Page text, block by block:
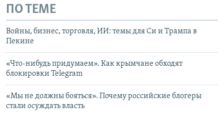
ПО ТЕМЕ
Войны, бизнес, торговля, ИИ: темы для Си и Трампа в
Пекине
«Что-нибудь придумаем». Как крымчане обходят
блокировки Telegram
«Мы не должны бояться». Почему российские блогеры
стали осуждать власть